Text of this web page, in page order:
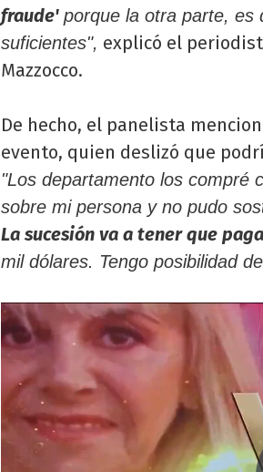
fraude' porque la otra parte, es
suficientes", explicó el
Mazzocco.
De hecho, el panelista
evento, quien deslizó que
"Los departamento los compré
sobre mi persona y no pudo
La sucesión va a tener que
mil dólares. Tengo posibilidad